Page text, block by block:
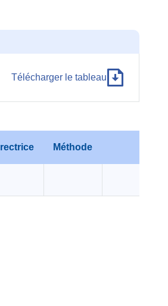
Télécharger le tableau
Méthode